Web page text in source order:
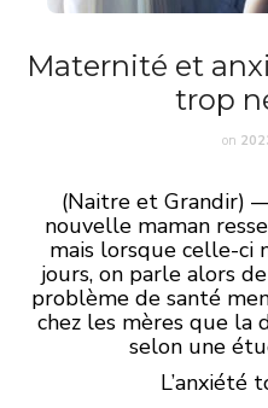
Maternité et
trop
on
(Naitre et Grandir)
nouvelle maman
mais lorsque celle-ci
jours, on parle alors
problème de santé
chez les mères que la
selon une
L’anxiété